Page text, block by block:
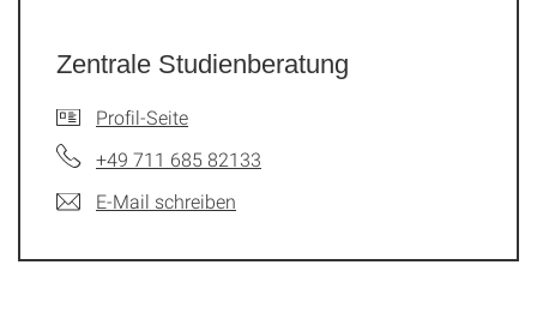
Zentrale Studienberatung
Profil-Seite
+49 711 685 82133
E-Mail schreiben